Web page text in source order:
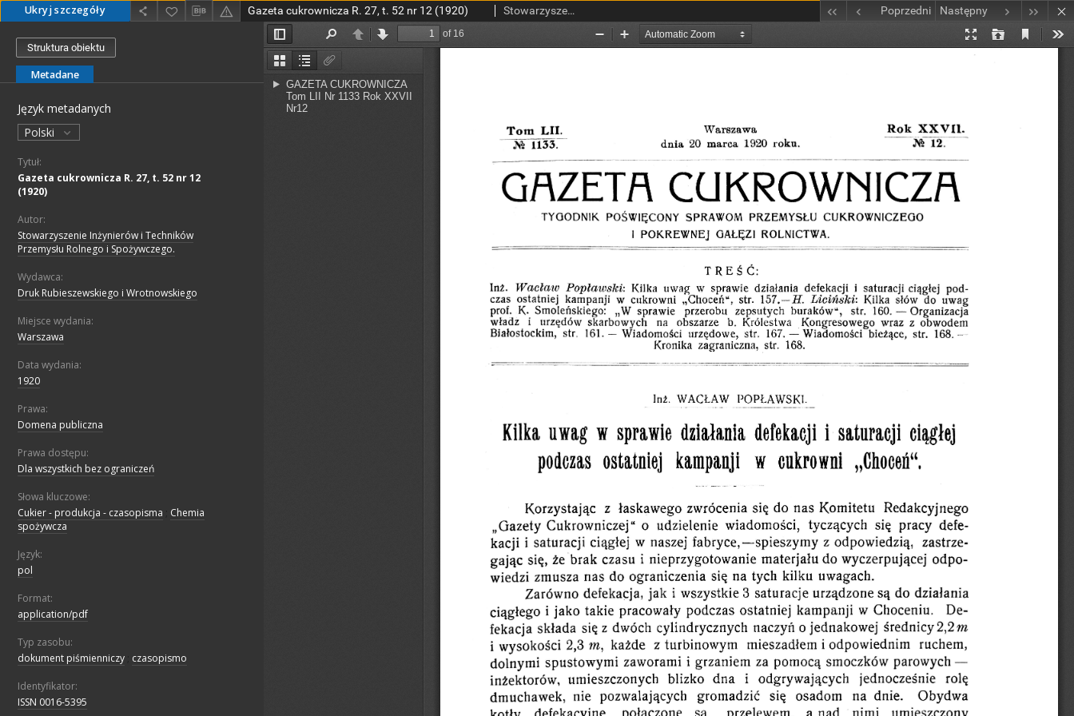
Ukryj szczegóły Gazeta cukrownicza R. 27, t. 52 nr 12 (1920) Stowarzyszenie Inżynierów i Techników Przemysłu Rolnego i Spożywczego. Poprzedni Następny
Struktura obiektu
Metadane
Język metadanych
Polski
Tytuł:
Gazeta cukrownicza R. 27, t. 52 nr 12
(1920)
Autor:
Stowarzyszenie Inżynierów i Techników
Przemysłu Rolnego i Spożywczego.
Wydawca:
Druk Rubieszewskiego i Wrotnowskiego
Miejsce wydania:
Warszawa
Data wydania:
1920
Prawa:
Domena publiczna
Prawa dostępu:
Dla wszystkich bez ograniczeń
Słowa kluczowe:
Cukier - produkcja - czasopisma
Chemia
spożywcza
Język:
pol
Format:
application/pdf
Typ zasobu:
dokument piśmienniczy czasopismo
Identyfikator:
ISSN 0016-5395